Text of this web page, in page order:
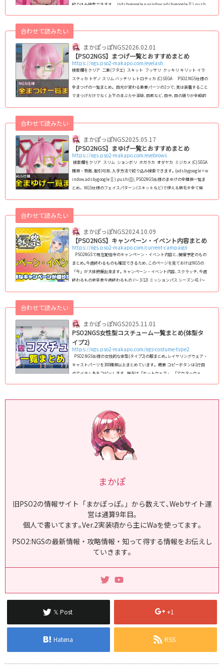
絞り込み検索できます｡ (adsbygoogle = window.adsbygoogle || ).push
新版で､1月1日現在､全124種類実装｡顔の中では瞳が変わる最重要パーツなの
で､変えることで顔全体の印象がガラっと変わりま...
まかぽっぽNGS
合わせて読みたい
2026.02.01
【PSO2NGS】まつげ一覧とおすすめまとめ
https://ngs.pso2-makapo.com/eyelash
検索欄をクリア 二重(フタエ) スキット フッサリ クッキリ キリット イラ
スティカ トゲノ スリム バッチリ レトロティカ (C)SEGA PSO2:NGS仕様の
全まつげの一覧まとめ｡ 目元が変わる重要パーツの1つで､実は装着すること
でまつげだけでなく上下のまぶたや涙袋､目尻など､目元､目の周りが全般的
まかぽっぽNGS
合わせて読みたい
2025.05.17
【PSO2NGS】まゆげ一覧とおすすめまとめ
https://ngs.pso2-makapo.com/eyebrows
検索欄をクリア スリム ションボリ ホガラカ オダヤカ ミジカメ (C)SEGA
種類・特徴､取引可否､入手方法で絞り込み検索できます｡ (adsbygoogle = w
indow.adsbygoogle || ).push({}); PSO2NGS仕様のまゆげの全種類一覧ま
とめ｡ NGS仕様のフェイスパターン(スキットなど)で使える眉毛を全て掲
まかぽっぽNGS
合わせて読みたい
2024.10.09
【PSO2NGS】キャンペーン・イベント内容まとめ
https://ngs.pso2-makapo.com/current-campaign
PSO2NGSで現在配信中のキャンペーン・イベント内容と､開催予定のもの
まとめ｡今週終わるものも確認できるため､このページを見ておけばNGSの
「今」が大体把握出来ます｡ キャンペーン・イベント内容､スクラッチ､今週
終わるもの早見表今週終わるもの (～ 3/12) ミッションパス シーズン41 (～
2) ...
まかぽっぽNGS
合わせて読みたい
2025.11.01
PSO2NGS女性型コスチューム一覧まとめ(体型タ
イプ2)
https://ngs.pso2-makapo.com/ngs-costume-type2
PSO2:NGS仕様の女性的な体型(タイプ2)の服まとめ｡レイヤリングウェア・
キャストパーツを300種類以上まとめています｡ 概要 コピーボタンは1行目
のアイテム名をコピーします｡ 現在は「セットウェア」､「アウターウェ
と､その衣装の「カラーバリエーション」､「装飾の非表示箇所」､「カラー
まかぽ
旧PSO2の情報サイト「まかぽっぽ｡」から数えて､Webサイト運
営は通算9年目｡
個人で書いてます｡Ver.2実装頃から主にWaを使ってます｡
PSO2:NGSの最新情報・攻略情報・知って得する情報をお伝えし
ていきます｡
𝕏 Post +1
Hatena RSS